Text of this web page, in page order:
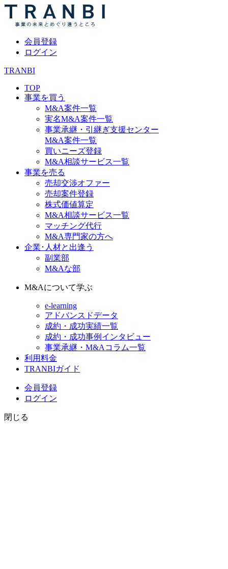
会員登録
ログイン
TRANBI
TOP
事業を買う
M&A案件一覧
実名M&A案件一覧
事業承継・引継ぎ支援センター
M&A案件一覧
買いニーズ登録
M&A相談サービス一覧
事業を売る
売却交渉オファー
売却案件登録
株式価値算定
M&A相談サービス一覧
マッチング代行
M&A専門家の方へ
企業･人材と出逢う
副業部
M&Aな部
M&Aについて学ぶ
e-learning
アドバンスドデータ
成約・成功実績一覧
成約・成功事例インタビュー
事業承継・M&Aコラム一覧
利用料金
TRANBIガイド
会員登録
ログイン
閉じる